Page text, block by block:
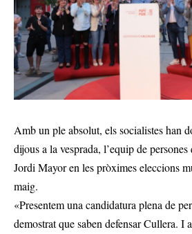
Amb un ple absolut, els socialistes han
dijous a la vesprada, l’equip de
Jordi Mayor en les pròximes eleccions
maig.
«Presentem una candidatura plena de
demostrat que saben defensar Cullera. I